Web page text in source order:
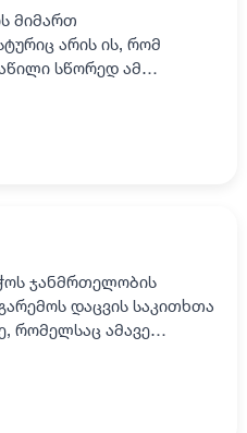
მიმართ
არის ის, რომ
სწორედ ამ
ჯანმრთელობის
დაცვის საკითხთა
რომელსაც ამავე